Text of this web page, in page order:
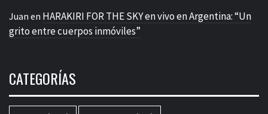
Juan en HARAKIRI FOR THE SKY en vivo en Argentina: “Un
grito entre cuerpos inmóviles”
CATEGORÍAS